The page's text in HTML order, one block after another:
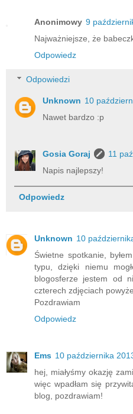
Anonimowy 9
Najważniejsze, że
Odpowiedz
Odpowiedzi
Unknown 10
Nawet bardzo :p
Gosia Goraj
11
Napis najlepszy!
Odpowiedz
Unknown 10
Świetne spotkanie,
typu, dzięki niemu
blogosferze jestem od
czterech zdjęciach
Pozdrawiam
Odpowiedz
Ems 10 października
hej, miałyśmy okazję
więc wpadłam się
blog, pozdrawiam!